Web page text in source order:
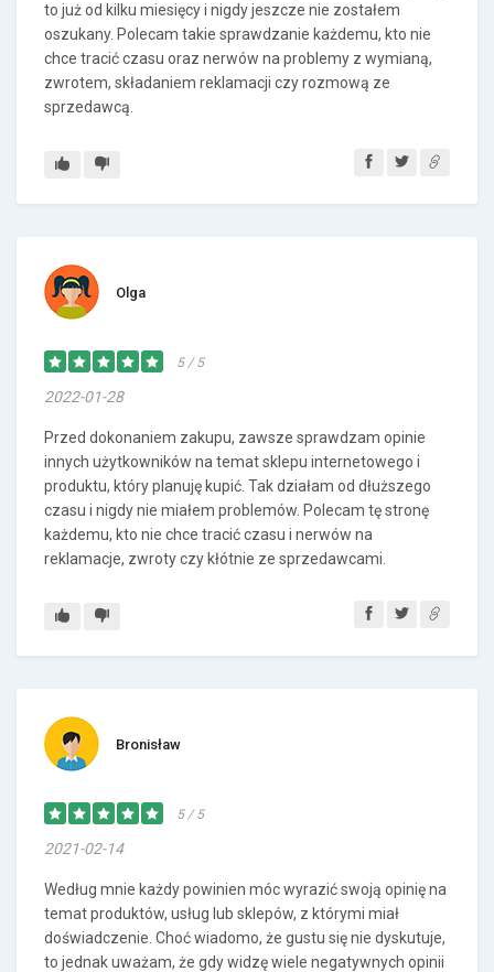
to już od kilku miesięcy i nigdy jeszcze nie zostałem
oszukany. Polecam takie sprawdzanie każdemu, kto nie
chce tracić czasu oraz nerwów na problemy z wymianą,
zwrotem, składaniem reklamacji czy rozmową ze
sprzedawcą.
Olga
5 / 5
2022-01-28
Przed dokonaniem zakupu, zawsze sprawdzam opinie
innych użytkowników na temat sklepu internetowego i
produktu, który planuję kupić. Tak działam od dłuższego
czasu i nigdy nie miałem problemów. Polecam tę stronę
każdemu, kto nie chce tracić czasu i nerwów na
reklamacje, zwroty czy kłótnie ze sprzedawcami.
Bronisław
5 / 5
2021-02-14
Według mnie każdy powinien móc wyrazić swoją opinię na
temat produktów, usług lub sklepów, z którymi miał
doświadczenie. Choć wiadomo, że gustu się nie dyskutuje,
to jednak uważam, że gdy widzę wiele negatywnych opinii